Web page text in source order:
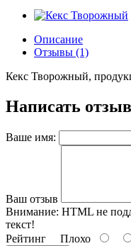
Описание
Отзывы (1)
Кекс Творожный,
Написать отзыв
Ваше имя:
Ваш отзыв
Внимание: HTML не
текст!
Рейтинг Плохо